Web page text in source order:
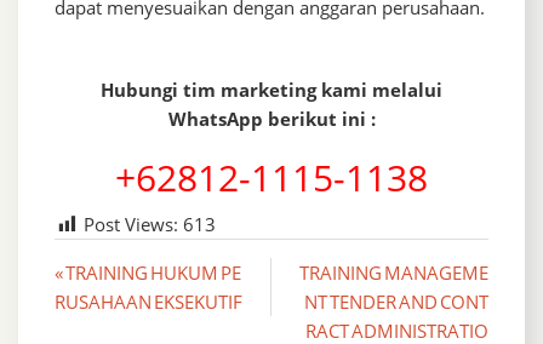
dapat menyesuaikan dengan anggaran perusahaan.
Hubungi tim marketing kami melalui
WhatsApp berikut ini :
+62812-1115-1138
Post Views: 613
Post
navigation
« TRAINING HUKUM PE
RUSAHAAN EKSEKUTIF
TRAINING MANAGEME
NT TENDER AND CONT
RACT ADMINISTRATIO